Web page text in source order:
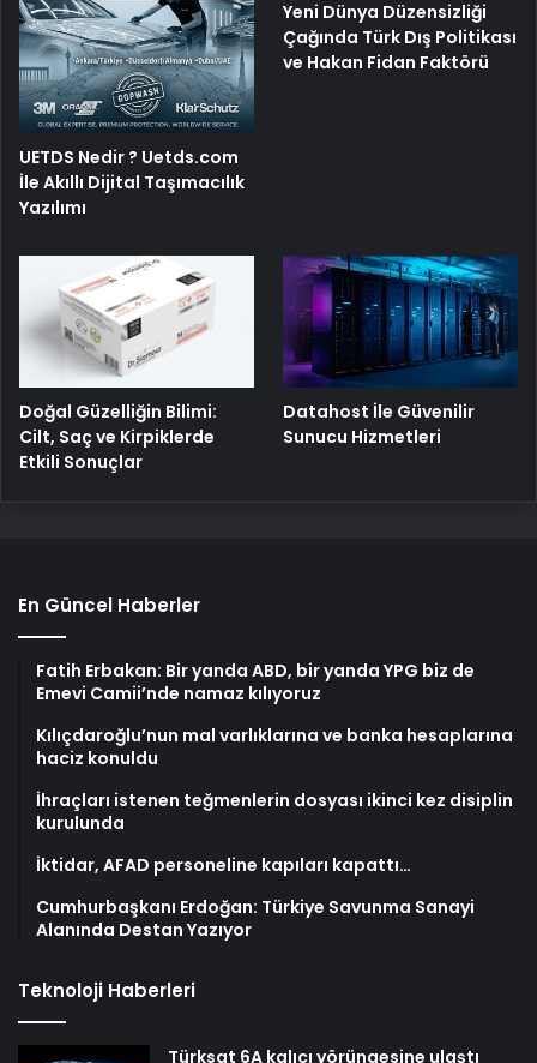
UETDS Nedir ? Uetds.com
İle Akıllı Dijital Taşımacılık
Yazılımı
Yeni Dünya Düzensizliği
Çağında Türk Dış Politikası
ve Hakan Fidan Faktörü
Doğal Güzelliğin Bilimi:
Cilt, Saç ve Kirpiklerde
Etkili Sonuçlar
Datahost İle Güvenilir
Sunucu Hizmetleri
En Güncel Haberler
Fatih Erbakan: Bir yanda ABD, bir yanda YPG biz de
Emevi Camii’nde namaz kılıyoruz
Kılıçdaroğlu’nun mal varlıklarına ve banka hesaplarına
haciz konuldu
İhraçları istenen teğmenlerin dosyası ikinci kez disiplin
kurulunda
İktidar, AFAD personeline kapıları kapattı…
Cumhurbaşkanı Erdoğan: Türkiye Savunma Sanayi
Alanında Destan Yazıyor
Teknoloji Haberleri
Türksat 6A kalıcı yörüngesine ulaştı